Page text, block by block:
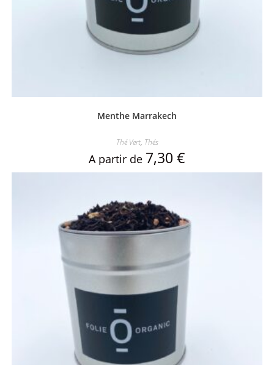
Menthe Marrakech
Thé Vert, Thés
A partir de 7,30 €